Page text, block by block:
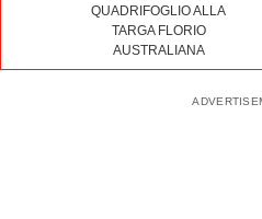
QUADRIFOGLIO ALLA
TARGA FLORIO
AUSTRALIANA